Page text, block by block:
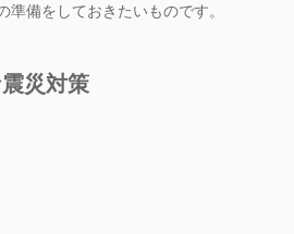
準備をしておきたいものです。
災対策